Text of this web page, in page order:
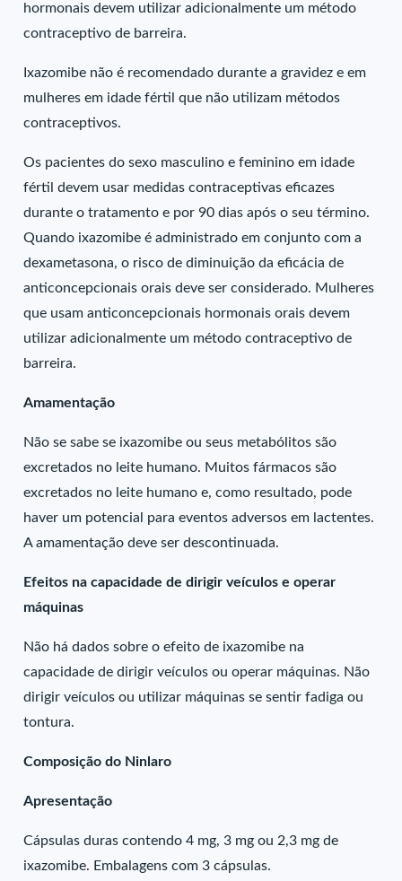
hormonais devem utilizar adicionalmente um método
contraceptivo de barreira.
Ixazomibe não é recomendado durante a gravidez e em
mulheres em idade fértil que não utilizam métodos
contraceptivos.
Os pacientes do sexo masculino e feminino em idade
fértil devem usar medidas contraceptivas eficazes
durante o tratamento e por 90 dias após o seu término.
Quando ixazomibe é administrado em conjunto com a
dexametasona, o risco de diminuição da eficácia de
anticoncepcionais orais deve ser considerado. Mulheres
que usam anticoncepcionais hormonais orais devem
utilizar adicionalmente um método contraceptivo de
barreira.
Amamentação
Não se sabe se ixazomibe ou seus metabólitos são
excretados no leite humano. Muitos fármacos são
excretados no leite humano e, como resultado, pode
haver um potencial para eventos adversos em lactentes.
A amamentação deve ser descontinuada.
Efeitos na capacidade de dirigir veículos e operar
máquinas
Não há dados sobre o efeito de ixazomibe na
capacidade de dirigir veículos ou operar máquinas. Não
dirigir veículos ou utilizar máquinas se sentir fadiga ou
tontura.
Composição do Ninlaro
Apresentação
Cápsulas duras contendo 4 mg, 3 mg ou 2,3 mg de
ixazomibe. Embalagens com 3 cápsulas.